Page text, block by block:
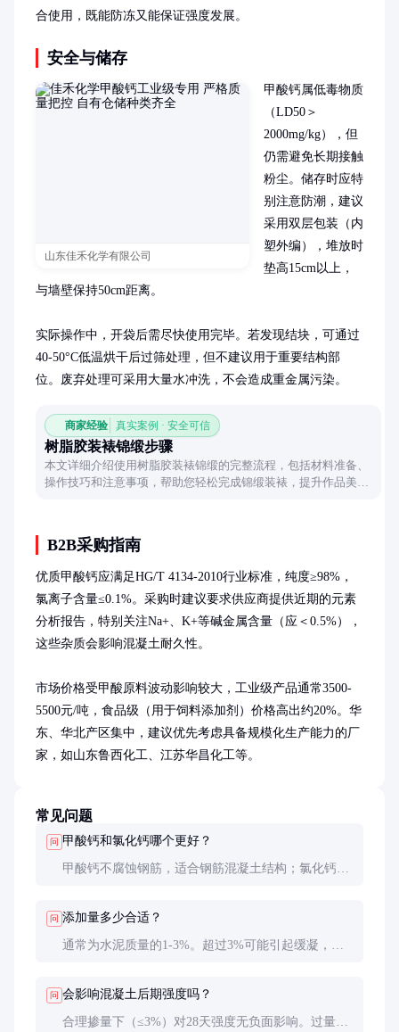
合使用，既能防冻又能保证强度发展。
安全与储存
山东佳禾化学有限公司
甲酸钙属低毒物质
（LD50＞
2000mg/kg），但
仍需避免长期接触
粉尘。储存时应特
别注意防潮，建议
采用双层包装（内
塑外编），堆放时
垫高15cm以上，
与墙壁保持50cm距离。
实际操作中，开袋后需尽快使用完毕。若发现结块，可通过
40-50°C低温烘干后过筛处理，但不建议用于重要结构部
位。废弃处理可采用大量水冲洗，不会造成重金属污染。
商家经验 真实案例 · 安全可信
树脂胶装裱锦缎步骤
本文详细介绍使用树脂胶装裱锦缎的完整流程，包括材料准备、
操作技巧和注意事项，帮助您轻松完成锦缎装裱，提升作品美观
B2B采购指南
优质甲酸钙应满足HG/T 4134-2010行业标准，纯度≥98%，
氯离子含量≤0.1%。采购时建议要求供应商提供近期的元素
分析报告，特别关注Na+、K+等碱金属含量（应＜0.5%），
这些杂质会影响混凝土耐久性。
市场价格受甲酸原料波动影响较大，工业级产品通常3500-
5500元/吨，食品级（用于饲料添加剂）价格高出约20%。华
东、华北产区集中，建议优先考虑具备规模化生产能力的厂
家，如山东鲁西化工、江苏华昌化工等。
常见问题
问 甲酸钙和氯化钙哪个更好？
甲酸钙不腐蚀钢筋，适合钢筋混凝土结构；氯化钙早
问 添加量多少合适？
通常为水泥质量的1-3%。超过3%可能引起缓凝，建
问 会影响混凝土后期强度吗？
合理掺量下（≤3%）对28天强度无负面影响。过量使